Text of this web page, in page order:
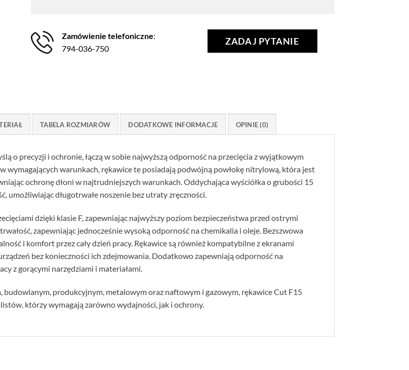
Zamówienie telefoniczne:
794-036-750
ZADAJ PYTANIE
TABELA ROZMIARÓW DODATKOWE INFORMACJE OPINIE (0)
o precyzji i ochronie, łączą w sobie najwyższą odporność na przecięcia z wyjątkowym
wymagających warunkach, rękawice te posiadają podwójną powłokę nitrylową, która jest
ochronę dłoni w najtrudniejszych warunkach. Oddychająca wyściółka o grubości 15
umożliwiając długotrwałe noszenie bez utraty zręczności.
dzięki klasie F, zapewniając najwyższy poziom bezpieczeństwa przed ostrymi
zapewniając jednocześnie wysoką odporność na chemikalia i oleje. Bezszwowa
i komfort przez cały dzień pracy. Rękawice są również kompatybilne z ekranami
bez konieczności ich zdejmowania. Dodatkowo zapewniają odporność na
z gorącymi narzędziami i materiałami.
produkcyjnym, metalowym oraz naftowym i gazowym, rękawice Cut F15
którzy wymagają zarówno wydajności, jak i ochrony.